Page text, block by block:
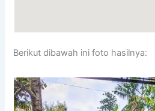
Berikut dibawah ini foto hasilnya: